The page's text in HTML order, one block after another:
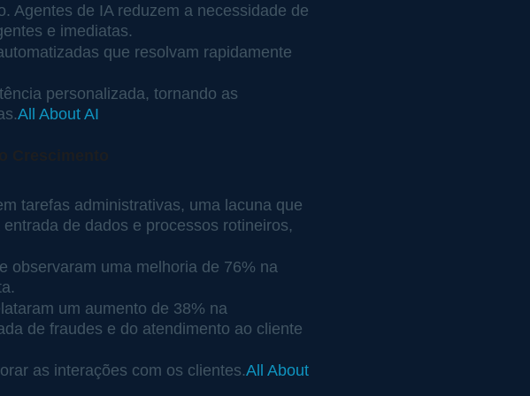
Agentes de IA reduzem a necessidade de
e imediatas.
que resolvam rapidamente
personalizada, tornando as
All About AI
tarefas administrativas, uma lacuna que
de dados e processos rotineiros,
observaram uma melhoria de 76% na
um aumento de 38% na
de fraudes e do atendimento ao cliente
as interações com os clientes.All About